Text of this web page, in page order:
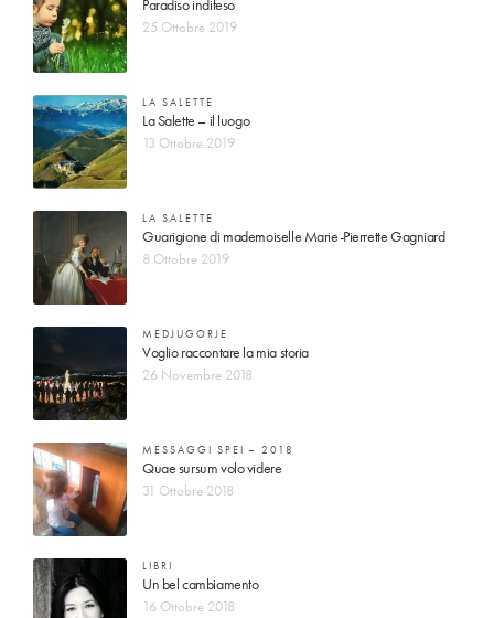
Paradiso indifeso
25 Ottobre 2019
LA SALETTE
La Salette – il luogo
13 Ottobre 2019
LA SALETTE
Guarigione di mademoiselle Marie-Pierrette Gagniard
8 Ottobre 2019
MEDJUGORJE
Voglio raccontare la mia storia
26 Novembre 2018
MESSAGGI SPEI – 2018
Quae sursum volo videre
31 Ottobre 2018
LIBRI
Un bel cambiamento
16 Ottobre 2018